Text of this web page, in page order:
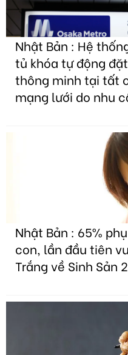
Nhật Bản : Hệ
tủ khóa tự động
thông minh tại tất
mạng lưới do nhu
Nhật Bản : 65%
con, lần đầu tiên
Trắng về Sinh Sản